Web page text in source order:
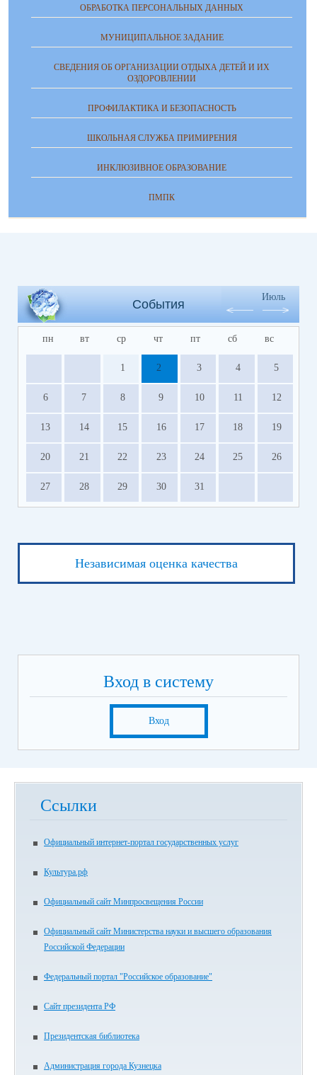
ОБРАБОТКА ПЕРСОНАЛЬНЫХ ДАННЫХ
МУНИЦИПАЛЬНОЕ ЗАДАНИЕ
СВЕДЕНИЯ ОБ ОРГАНИЗАЦИИ ОТДЫХА ДЕТЕЙ И ИХ
ОЗДОРОВЛЕНИИ
ПРОФИЛАКТИКА И БЕЗОПАСНОСТЬ
ШКОЛЬНАЯ СЛУЖБА ПРИМИРЕНИЯ
ИНКЛЮЗИВНОЕ ОБРАЗОВАНИЕ
ПМПК
События
Июль
пн вт ср чт пт сб вс
1 2 3 4 5
6 7 8 9 10 11 12
13 14 15 16 17 18 19
20 21 22 23 24 25 26
27 28 29 30 31
Независимая оценка качества
Вход в систему
Вход
Ссылки
Официальный интернет-портал государственных услуг
Культура.рф
Официальный сайт Минпросвещения России
Официальный сайт Министерства науки и высшего образования
Российской Федерации
Федеральный портал "Российское образование"
Сайт президента РФ
Президентская библиотека
Администрация города Кузнецка